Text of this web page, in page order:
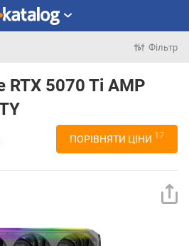
Фільтр
RTX 5070 Ti AMP
ПОРІВНЯТИ ЦІНИ 17